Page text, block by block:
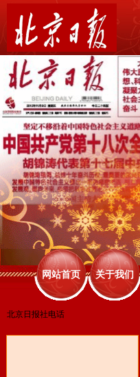
网站首页 关于我们
北京日报社电话